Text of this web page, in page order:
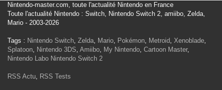
Nintendo-master.com, toute l'actualité Nintendo en France
Toute l'actualité Nintendo : Switch, Nintendo Switch 2, amiibo, Zelda,
Mario - 2003-2026
Tags : Nintendo Switch, Zelda, Mario, Pokémon, Metroid, Xenoblade,
Splatoon, Nintendo 3DS, Amiibo, My Nintendo, Cartoon Master,
Nintendo Labo Nintendo Switch 2
RSS Actu, RSS Tests